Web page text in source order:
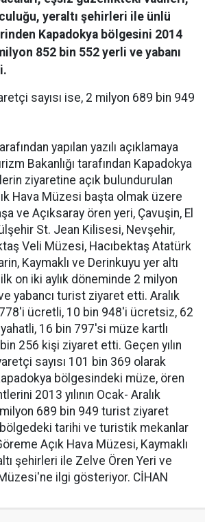
yeraltı şehirleri ile ünlü
Kapadokya bölgesini 2014
852 bin 552 yerli ve yabanı
sayısı ise, 2 milyon 689 bin 949
yapılan yazılı açıklamaya
Bakanlığı tarafından Kapadokya
ziyaretine açık bulundurulan
Hava Müzesi başta olmak üzere
ve Açıksaray ören yeri, Çavuşin, El
St. Jean Kilisesi, Nevşehir,
Veli Müzesi, Hacıbektaş Atatürk
Kaymaklı ve Derinkuyu yer altı
ilk on iki aylık döneminde 2 milyon
yabancı turist ziyaret etti. Aralık
ücretli, 10 bin 948'i ücretsiz, 62
16 bin 797'si müze kartlı
256 kişi ziyaret etti. Geçen yılın
sayısı 101 bin 369 olarak
bölgesindeki müze, ören
2013 yılının Ocak- Aralık
689 bin 949 turist ziyaret
tarihi ve turistik mekanlar
Açık Hava Müzesi, Kaymaklı
şehirleri ile Zelve Ören Yeri ve
ilgi gösteriyor. CİHAN